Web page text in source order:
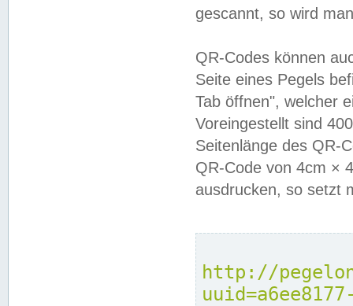
gescannt, so wird
QR-Codes können
Seite eines Pegels
Tab öffnen", welcher
Voreingestellt sind
Seitenlänge des QR-
QR-Code von 4cm ×
ausdrucken, so setzt
http://